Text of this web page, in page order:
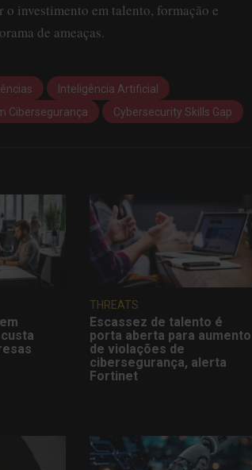
investimento em talento, formação e
de ameaças.
Inteligência Artificial
Cibersegurança Cybersecurity Skills Gap
THREATS
Escassez de talento é
porta aberta para aumento
de violações de
cibersegurança, alerta
Fortinet